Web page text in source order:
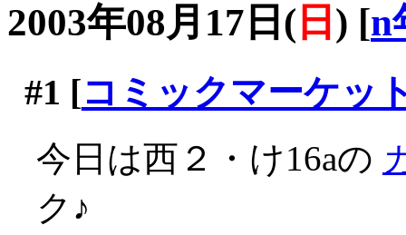
2003年08月17日( 日 ) [n
#1 [コミックマーケッ
今日は西２・け16aの
ク♪